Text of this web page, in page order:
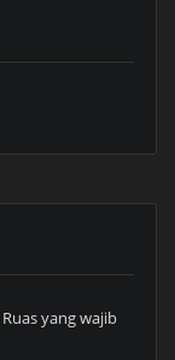
Ruas yang wajib